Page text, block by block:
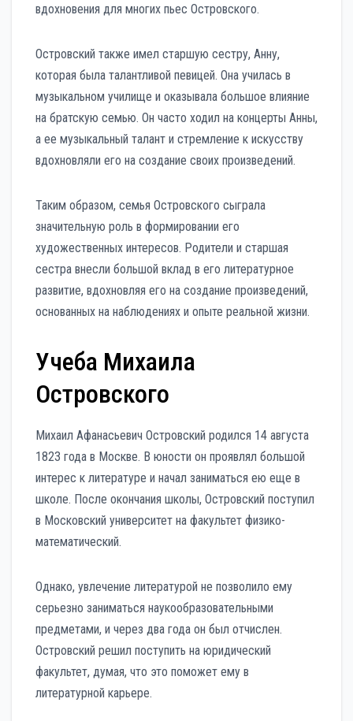
вдохновения для многих пьес Островского.
Островский также имел старшую сестру, Анну,
которая была талантливой певицей. Она училась в
музыкальном училище и оказывала большое влияние
на братскую семью. Он часто ходил на концерты Анны,
а ее музыкальный талант и стремление к искусству
вдохновляли его на создание своих произведений.
Таким образом, семья Островского сыграла
значительную роль в формировании его
художественных интересов. Родители и старшая
сестра внесли большой вклад в его литературное
развитие, вдохновляя его на создание произведений,
основанных на наблюдениях и опыте реальной жизни.
Учеба Михаила
Островского
Михаил Афанасьевич Островский родился 14 августа
1823 года в Москве. В юности он проявлял большой
интерес к литературе и начал заниматься ею еще в
школе. После окончания школы, Островский поступил
в Московский университет на факультет физико-
математический.
Однако, увлечение литературой не позволило ему
серьезно заниматься наукообразовательными
предметами, и через два года он был отчислен.
Островский решил поступить на юридический
факультет, думая, что это поможет ему в
литературной карьере.